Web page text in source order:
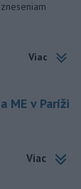
Viac
ME v Paríži
Viac